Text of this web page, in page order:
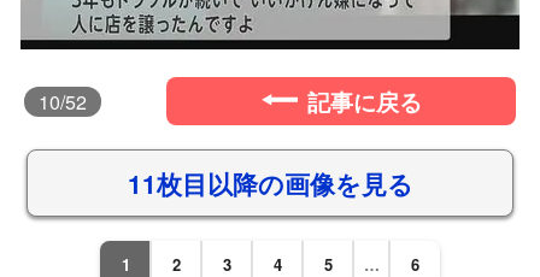
10/52 記事に戻る
11枚目以降の画像を見る
1 2 3 4 5 … 6